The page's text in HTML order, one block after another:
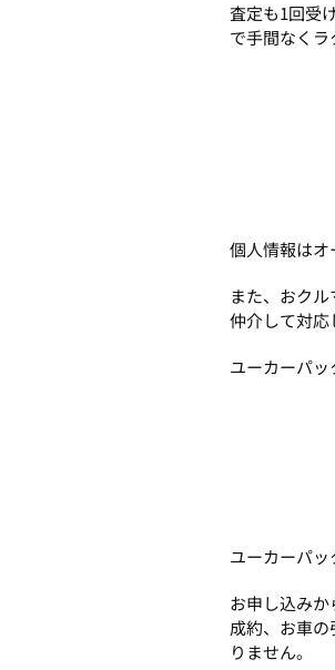
査定も1回受
で手間なくラ
個人情報はオ
また、おク
仲介して対応
ユーカーパッ
ユーカーパッ
お申し込みか
成約、お車
りません。